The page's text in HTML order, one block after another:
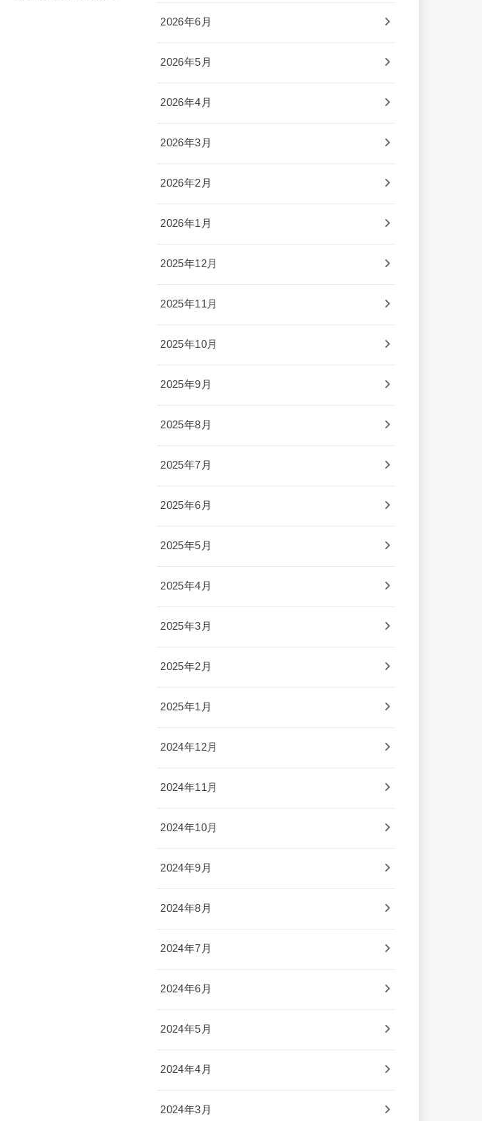
2026年6月
2026年5月
2026年4月
2026年3月
2026年2月
2026年1月
2025年12月
2025年11月
2025年10月
2025年9月
2025年8月
2025年7月
2025年6月
2025年5月
2025年4月
2025年3月
2025年2月
2025年1月
2024年12月
2024年11月
2024年10月
2024年9月
2024年8月
2024年7月
2024年6月
2024年5月
2024年4月
2024年3月